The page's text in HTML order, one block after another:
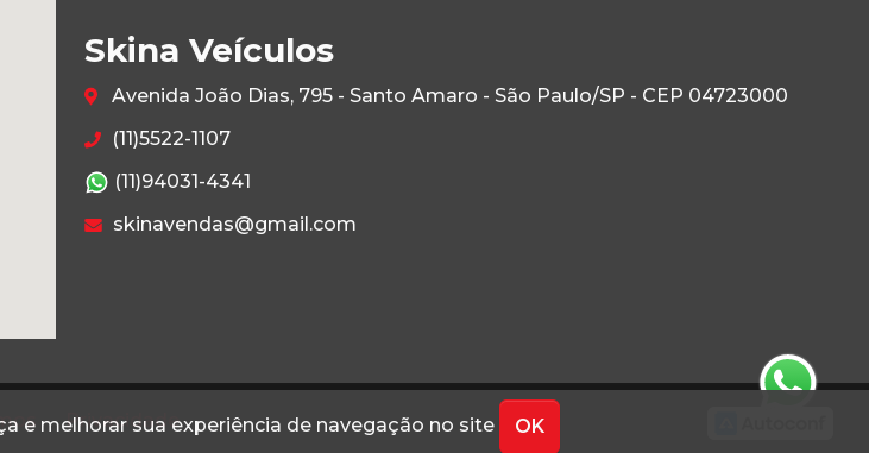
e melhorar sua experiência de navegação no site OK
Skina Veículos
Avenida João Dias, 795 - Santo Amaro - São Paulo/SP - CEP 04723000
(11)5522-1107
(11)94031-4341
skinavendas@gmail.com
Privacidade